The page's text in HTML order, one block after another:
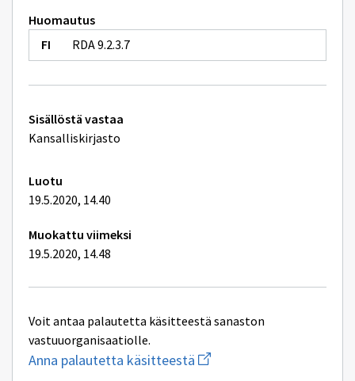
Huomautus
RDA 9.2.3.7
Tekniset
lisätiedot
Sisällöstä vastaa
Kansalliskirjasto
Luotu
19.5.2020, 14.40
Muokattu viimeksi
19.5.2020, 14.48
Voit antaa palautetta käsitteestä sanaston
vastuuorganisaatiolle.
Anna palautetta käsitteestä Aloita
uuden